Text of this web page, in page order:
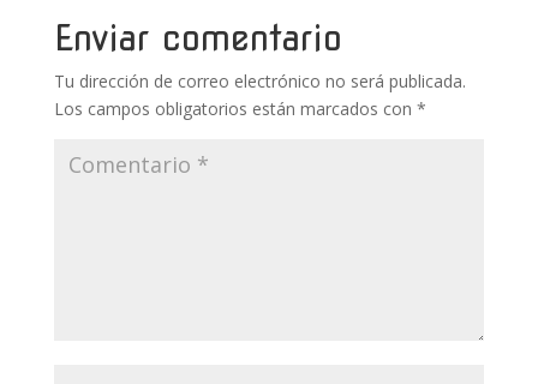
o
k p r
Enviar comentario
Tu dirección de correo electrónico no será publicada.
Los campos obligatorios están marcados con *